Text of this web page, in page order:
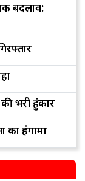
बदलाव:
भरी हुंकार
का हंगामा